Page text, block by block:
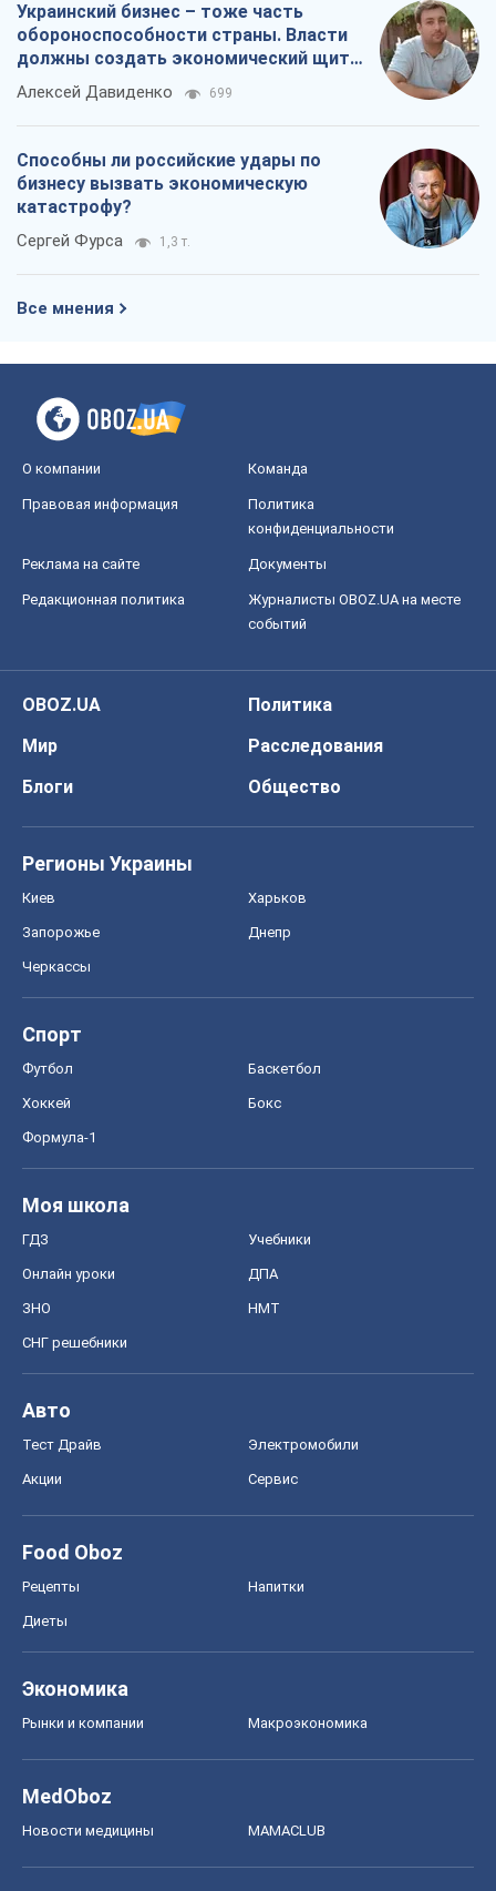
Украинский бизнес – тоже часть
обороноспособности страны. Власти
должны создать экономический щит
для компаний
Алексей Давиденко 699
Способны ли российские удары по
бизнесу вызвать экономическую
катастрофу?
Сергей Фурса 1,3 т.
Все мнения
О компании Команда
Правовая информация
Политика
конфиденциальности
Реклама на сайте Документы
Редакционная политика
Журналисты OBOZ.UA на месте
событий
OBOZ.UA
Политика
Мир
Расследования
Блоги
Общество
Регионы Украины
Киев Харьков
Запорожье Днепр
Черкассы
Спорт
Футбол Баскетбол
Хоккей Бокс
Формула-1
Моя школа
ГДЗ Учебники
Онлайн уроки ДПА
ЗНО НМТ
СНГ решебники
Авто
Тест Драйв Электромобили
Акции Сервис
Food Oboz
Рецепты Напитки
Диеты
Экономика
Рынки и компании Mакроэкономика
MedOboz
Новости медицины MAMACLUB